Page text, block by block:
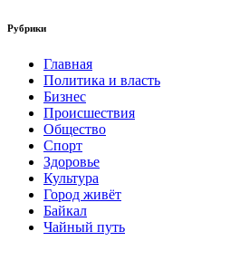
Рубрики
Главная
Политика и власть
Бизнес
Происшествия
Общество
Cпорт
Здоровье
Культура
Город живёт
Байкал
Чайный путь